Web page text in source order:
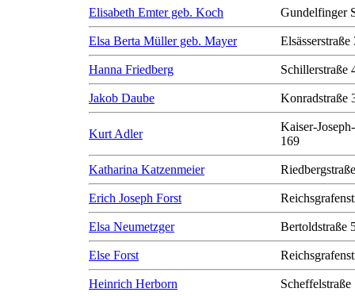
Elisabeth Emter geb. Koch Gundelfinger
Elsa Berta Müller geb. Mayer Elsässerstraße
Hanna Friedberg Schillerstraße
Jakob Daube Konradstraße
Kurt Adler
Kaiser-
169
Katharina Katzenmeier
Erich Joseph Forst
Elsa Neumetzger Bertoldstraße
Else Forst
Heinrich Herborn Scheffelstraße